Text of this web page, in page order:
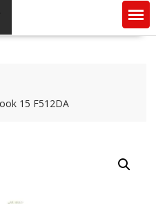
15 F512DA